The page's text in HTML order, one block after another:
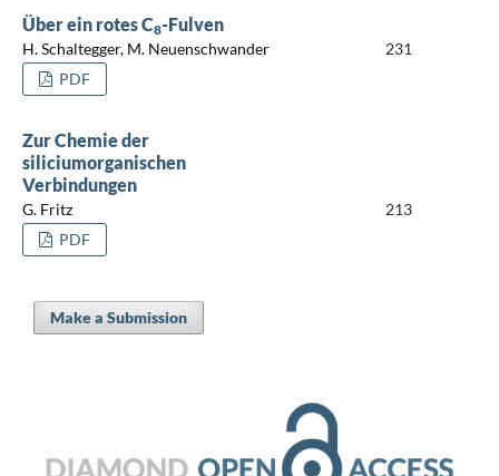
Über ein rotes C8-Fulven
H. Schaltegger, M. Neuenschwander
231
PDF
Zur Chemie der
siliciumorganischen
Verbindungen
G. Fritz
213
PDF
Make a Submission